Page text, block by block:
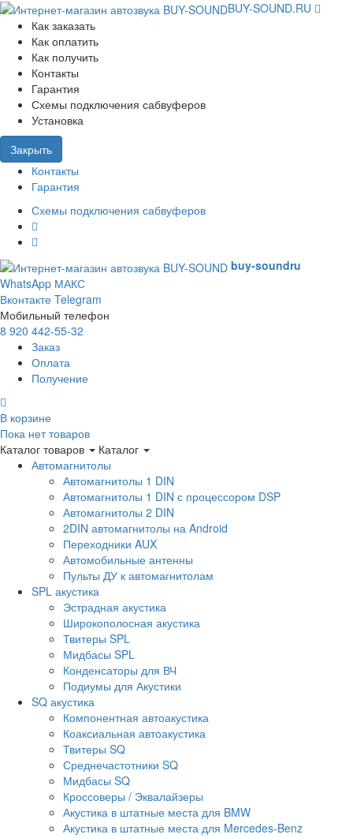
BUY-SOUND.RU
Как заказать
Как оплатить
Как получить
Контакты
Гарантия
Схемы подключения сабвуферов
Установка
Закрыть
Контакты
Гарантия
Схемы подключения сабвуферов
buy-soundru
WhatsApp МАКС
Вконтакте Telegram
Мобильный телефон
8 920 442-55-32
Заказ
Оплата
Получение
В корзине
Пока нет товаров
Каталог товаров
Каталог
Автомагнитолы
Автомагнитолы 1 DIN
Автомагнитолы 1 DIN с процессором DSP
Автомагнитолы 2 DIN
2DIN автомагнитолы на Android
Переходники AUX
Автомобильные антенны
Пульты ДУ к автомагнитолам
SPL акустика
Эстрадная акустика
Широкополосная акустика
Твитеры SPL
Мидбасы SPL
Конденсаторы для ВЧ
Подиумы для Акустики
SQ акустика
Компонентная автоакустика
Коаксиальная автоакустика
Твитеры SQ
Среднечастотники SQ
Мидбасы SQ
Кроссоверы / Эквалайзеры
Акустика в штатные места для BMW
Акустика в штатные места для Mercedes-Benz